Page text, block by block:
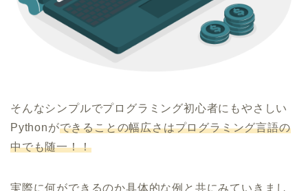
そんなシンプルでプログラミング初心者にもやさしい
Pythonができることの幅広さはプログラミング言語の
中でも随一！！
実際に何ができるのか具体的な例と共にみていきまし